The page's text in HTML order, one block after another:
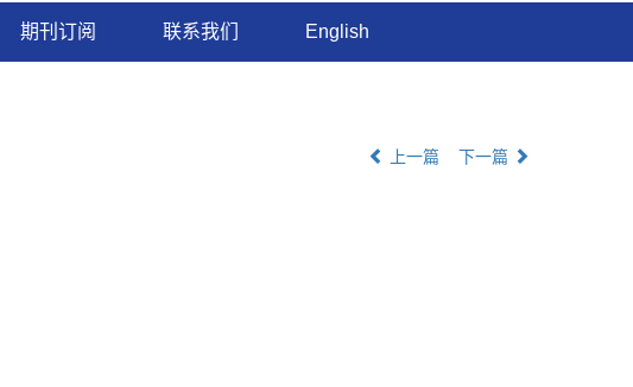
期刊订阅 联系我们 English
上一篇 下一篇